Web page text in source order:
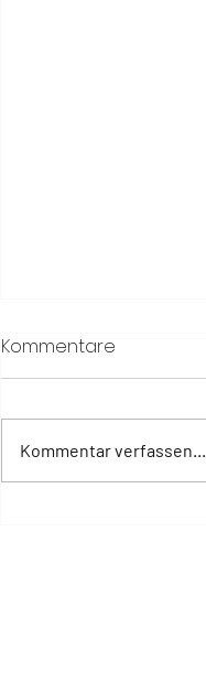
Kommentare
Kommentar verfassen...